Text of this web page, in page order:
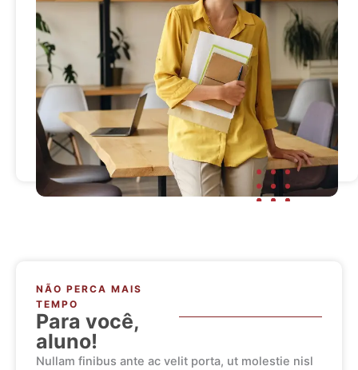
NÃO PERCA MAIS
TEMPO
Para você,
aluno!
Nullam finibus ante ac velit porta, ut molestie nisl